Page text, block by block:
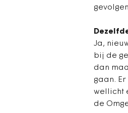
Ja,
bij de
dan
gaan.
wellicht
de